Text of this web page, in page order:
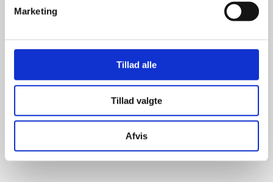
Marketing
Tillad alle
Tillad valgte
Afvis
Udvalget er langt større, så har I en
idé til et konkret produkt, eller et
helt særligt ønske, så send en
forespørgsel tilinfo@syddesign.dk,
så finder vi det helt rigtige produkt
til en konkurrence dygtig pris.